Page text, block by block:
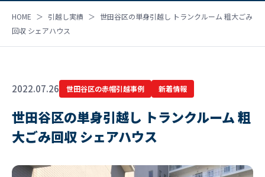
HOME ＞ 引越し実績 ＞ 世田谷区の単身引越し トランクルーム 粗大ごみ
回収 シェアハウス
2022.07.26 世田谷区の赤帽引越事例 新着情報
世田谷区の単身引越し トランクルーム 粗
大ごみ回収 シェアハウス